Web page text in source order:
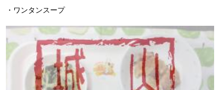
・ワンタンスープ